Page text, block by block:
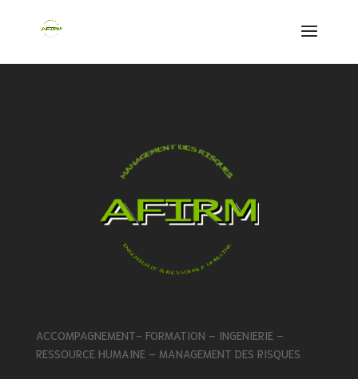
ACCOMPAGNEMENT- FORMATION – INGENIERIE –
RESSOURCE HUMAINE – MANAGEMENT DES RISQUES